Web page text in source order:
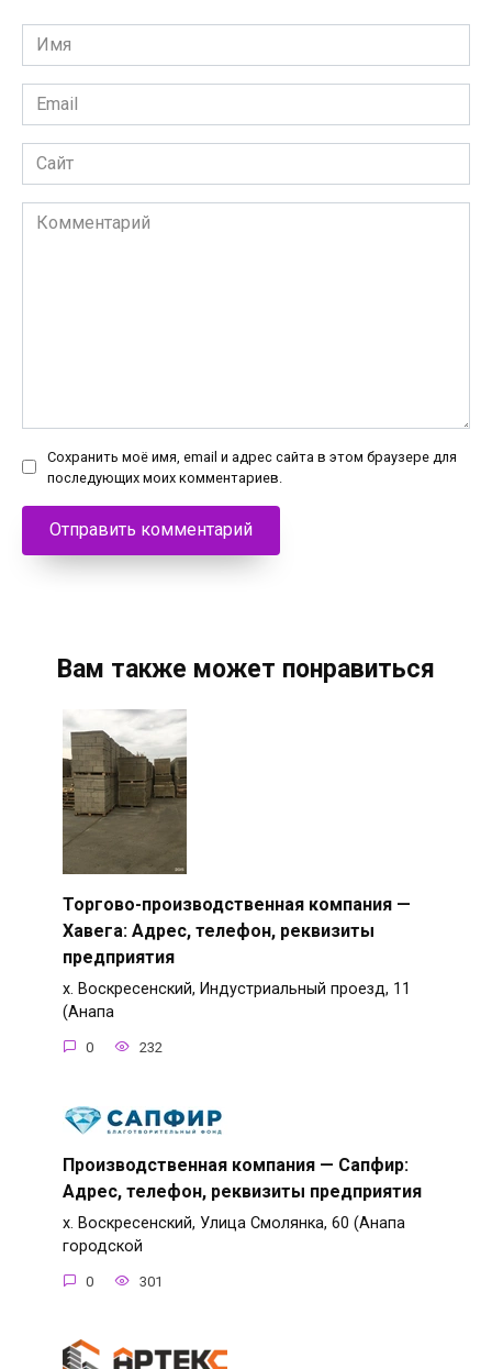
Имя
*
Email
*
Сайт
Комментарий
Сохранить моё имя, email и адрес сайта в этом браузере для
последующих моих комментариев.
Вам также может понравиться
Торгово-производственная компания —
Хавега: Адрес, телефон, реквизиты
предприятия
х. Воскресенский, Индустриальный проезд, 11
(Анапа
0 232
Производственная компания — Сапфир:
Адрес, телефон, реквизиты предприятия
х. Воскресенский, Улица Смолянка, 60 (Анапа
городской
0 301